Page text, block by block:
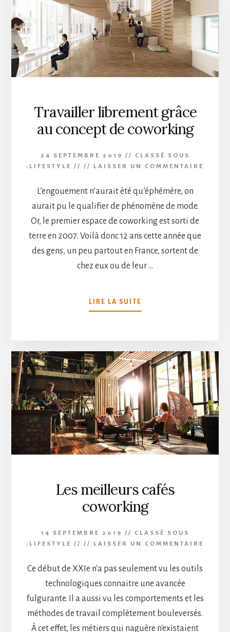
DU
CBD
:
QUE
FAIRE ?
Travailler librement grâce
au concept de coworking
24 SEPTEMBRE 2019 //
CLASSÉ SOUS
: LIFESTYLE // // LAISSER UN COMMENTAIRE
L’engouement n’aurait été qu’éphémère, on
aurait pu le qualifier de phénomène de mode.
Or, le premier espace de coworking est sorti de
terre en 2007. Voilà donc 12 ans cette année que
des gens, un peu partout en France, sortent de
chez eux ou de leur …
LIRE LA SUITE
PROPOSTRAVAILLER
CONCEPT
DE
COWORKING
Les meilleurs cafés
coworking
14 SEPTEMBRE 2019 //
CLASSÉ SOUS
: LIFESTYLE // // LAISSER UN COMMENTAIRE
Ce début de XXIe n'a pas seulement vu les outils
technologiques connaitre une avancée
fulgurante. Il a aussi vu les comportements et les
méthodes de travail complètement bouleversés.
À cet effet, les métiers qui naguère n'existaient